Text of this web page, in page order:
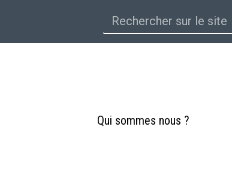
Qui sommes nous ?